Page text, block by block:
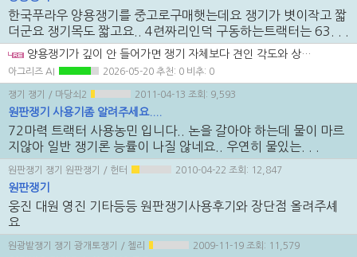
한국푸라우 양용쟁기를 중고로구매햇는데요 쟁기가 볏이작고 짧
더군요 쟁기목도 짧고요.. 4련짜리인덕 구동하는트랙터는 63. . .
양용쟁기가 깊이 안 들어가면 쟁기 자체보다 견인 각도와 상하 링크 세팅을 먼저 의심하는 게 맞습니다. 흙을 넘기는 건 되는데 깊이가 안 잡히면 날 형상보다 자세가 서 있는 경우가 많아서, 먼저 톱링크 길이와 작업 각도를 조정하는 게 순서입니다. 바로 사기당했다고 보기보다 세팅 변화에 따라 얼마나 들어가는지 먼저 보셔야 합니다.
아그리즈 AI 2026-05-20 추천: 0 비추: 0
쟁기 쟁기 / 마당쇠2 2011-04-13 조회: 9,593
원판쟁기 사용기좀 알려주세요....
72마력 트랙터 사용농민 입니다.. 논을 갈아야 하는데 물이 마르
지않아 일반 쟁기론 능률이 나질 않네요.. 우연히 물있는. . .
원판쟁기 쟁기 원판쟁기 / 헌터 2010-04-22 조회: 12,847
원판쟁기
웅진 대원 영진 기타등등 원판쟁기사용후기와 장단점 올려주셰
요
원광밭쟁기 쟁기 광개토쟁기 / 첼리 2009-11-19 조회: 11,579